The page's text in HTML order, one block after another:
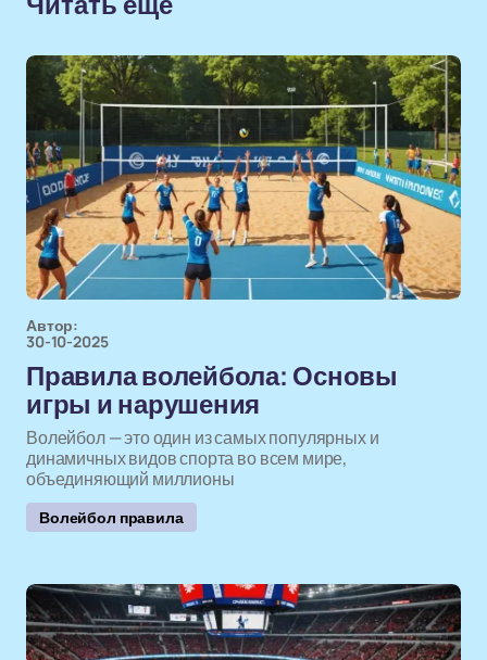
Автор:
30-10-2025
Правила волейбола: Основы
игры и нарушения
Волейбол — это один из самых популярных и
динамичных видов спорта во всем мире,
объединяющий миллионы
Волейбол правила